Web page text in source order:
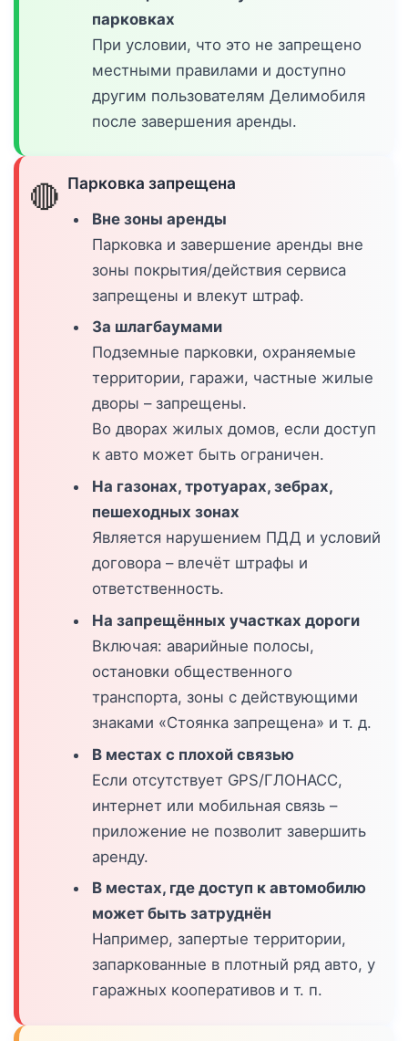
парковках
При условии, что это не запрещено
местными правилами и доступно
другим пользователям Делимобиля
после завершения аренды.
🔴 Парковка запрещена
Вне зоны аренды
Парковка и завершение аренды вне
зоны покрытия/действия сервиса
запрещены и влекут штраф.
За шлагбаумами
Подземные парковки, охраняемые
территории, гаражи, частные жилые
дворы – запрещены.
Во дворах жилых домов, если доступ
к авто может быть ограничен.
На газонах, тротуарах, зебрах,
пешеходных зонах
Является нарушением ПДД и условий
договора – влечёт штрафы и
ответственность.
На запрещённых участках дороги
Включая: аварийные полосы,
остановки общественного
транспорта, зоны с действующими
знаками «Стоянка запрещена» и т. д.
В местах с плохой связью
Если отсутствует GPS/ГЛОНАСС,
интернет или мобильная связь –
приложение не позволит завершить
аренду.
В местах, где доступ к автомобилю
может быть затруднён
Например, запертые территории,
запаркованные в плотный ряд авто, у
гаражных кооперативов и т. п.